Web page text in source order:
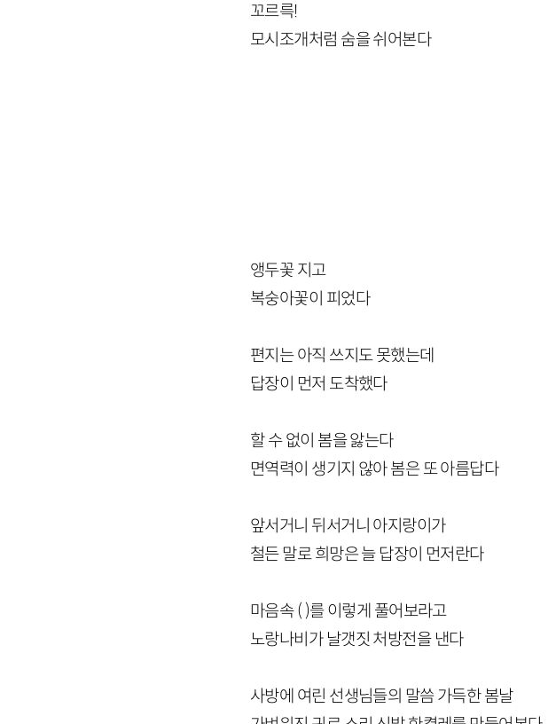
꼬르륵!
모시조개처럼 숨을 쉬어본다
앵두꽃 지고
복숭아꽃이 피었다
편지는 아직 쓰지도 못했는데
답장이 먼저 도착했다
할 수 없이 봄을 앓는다
면역력이 생기지 않아 봄은 또 아름답다
앞서거니 뒤서거니 아지랑이가
철든 말로 희망은 늘 답장이 먼저란다
마음속 ( )를 이렇게 풀어보라고
노랑나비가 날갯짓 처방전을 낸다
사방에 여린 선생님들의 말씀 가득한 봄날